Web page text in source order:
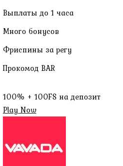
Выплаты до 1 часа
Много бонусов
Фриспины за регу
Прокомод BAR
100% + 100FS на депозит
Play Now